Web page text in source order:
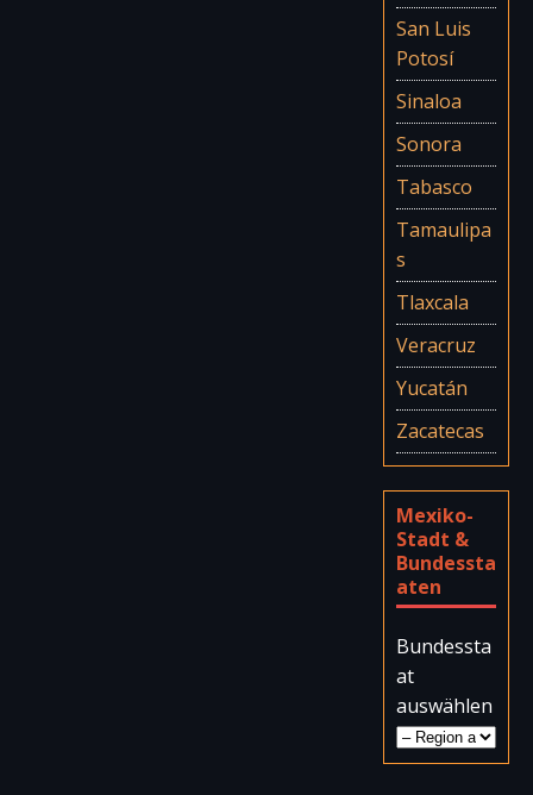
San Luis
Potosí
Sinaloa
Sonora
Tabasco
Tamaulipa
s
Tlaxcala
Veracruz
Yucatán
Zacatecas
Mexiko-
Stadt &
Bundessta
aten
Bundessta
at
auswählen